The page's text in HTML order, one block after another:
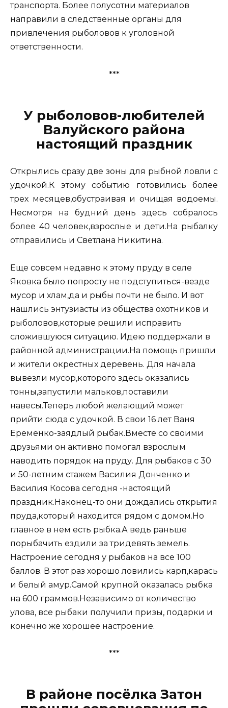
транспорта. Более полусотни материалов
направили в следственные органы для
привлечения рыболовов к уголовной
ответственности.
***
У рыболовов-любителей
Валуйского района
настоящий праздник
Открылись сразу две зоны для рыбной ловли с
удочкой.К этому событию готовились более
трех месяцев,обустраивая и очищая водоемы.
Несмотря на будний день здесь собралось
более 40 человек,взрослые и дети.На рыбалку
отправились и Светлана Никитина.
Еще совсем недавно к этому пруду в селе
Яковка было попросту не подступиться-везде
мусор и хлам,да и рыбы почти не было. И вот
нашлись энтузиасты из общества охотников и
рыболовов,которые решили исправить
сложившуюся ситуацию. Идею поддержали в
районной администрации.На помощь пришли
и жители окрестных деревень. Для начала
вывезли мусор,которого здесь оказались
тонны,запустили мальков,поставили
навесы.Теперь любой желающий может
прийти сюда с удочкой. В свои 16 лет Ваня
Еременко-заядлый рыбак.Вместе со своими
друзьями он активно помогал взрослым
наводить порядок на пруду. Для рыбаков с 30
и 50-летним стажем Василия Донченко и
Василия Косова сегодня -настоящий
праздник.Наконец-то они дождались открытия
пруда,который находится рядом с домом.Но
главное в нем есть рыбка.А ведь раньше
порыбачить ездили за тридевять земель.
Настроение сегодня у рыбаков на все 100
баллов. В этот раз хорошо ловились карп,карась
и белый амур.Самой крупной оказалась рыбка
на 600 граммов.Независимо от количество
улова, все рыбаки получили призы, подарки и
конечно же хорошее настроение.
***
В районе посёлка Затон